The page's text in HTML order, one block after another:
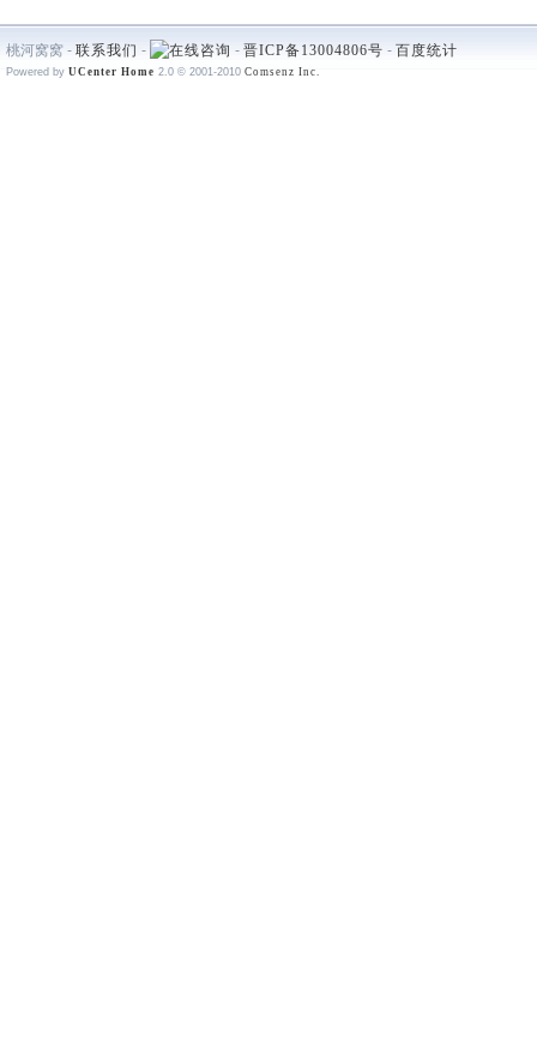
桃河窝窝 - 联系我们 - - 晋ICP备13004806号 - 百度统计
Powered by UCenter Home 2.0 © 2001-2010 Comsenz Inc.